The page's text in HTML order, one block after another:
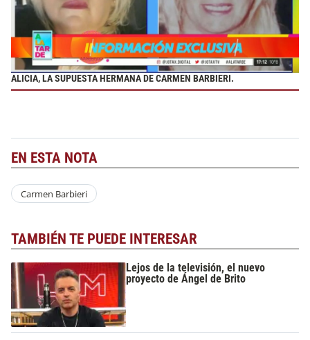
ALICIA, LA SUPUESTA HERMANA DE CARMEN BARBIERI.
EN ESTA NOTA
Carmen Barbieri
TAMBIÉN TE PUEDE INTERESAR
Lejos de la televisión, el nuevo
proyecto de Ángel de Brito